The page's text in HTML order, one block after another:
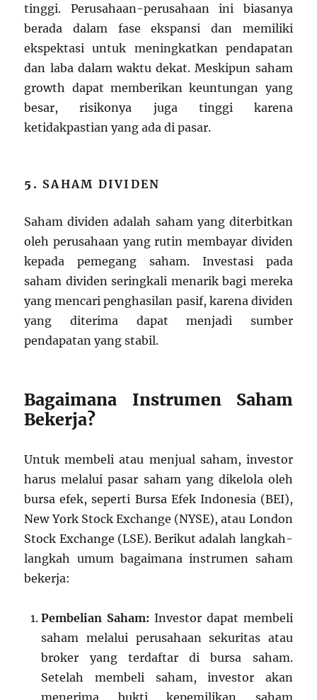
tinggi. Perusahaan-perusahaan ini biasanya
berada dalam fase ekspansi dan memiliki
ekspektasi untuk meningkatkan pendapatan
dan laba dalam waktu dekat. Meskipun saham
growth dapat memberikan keuntungan yang
besar, risikonya juga tinggi karena
ketidakpastian yang ada di pasar.
5. SAHAM DIVIDEN
Saham dividen adalah saham yang diterbitkan
oleh perusahaan yang rutin membayar dividen
kepada pemegang saham. Investasi pada
saham dividen seringkali menarik bagi mereka
yang mencari penghasilan pasif, karena dividen
yang diterima dapat menjadi sumber
pendapatan yang stabil.
Bagaimana Instrumen Saham
Bekerja?
Untuk membeli atau menjual saham, investor
harus melalui pasar saham yang dikelola oleh
bursa efek, seperti Bursa Efek Indonesia (BEI),
New York Stock Exchange (NYSE), atau London
Stock Exchange (LSE). Berikut adalah langkah-
langkah umum bagaimana instrumen saham
bekerja:
Pembelian Saham: Investor dapat membeli
saham melalui perusahaan sekuritas atau
broker yang terdaftar di bursa saham.
Setelah membeli saham, investor akan
menerima bukti kepemilikan saham